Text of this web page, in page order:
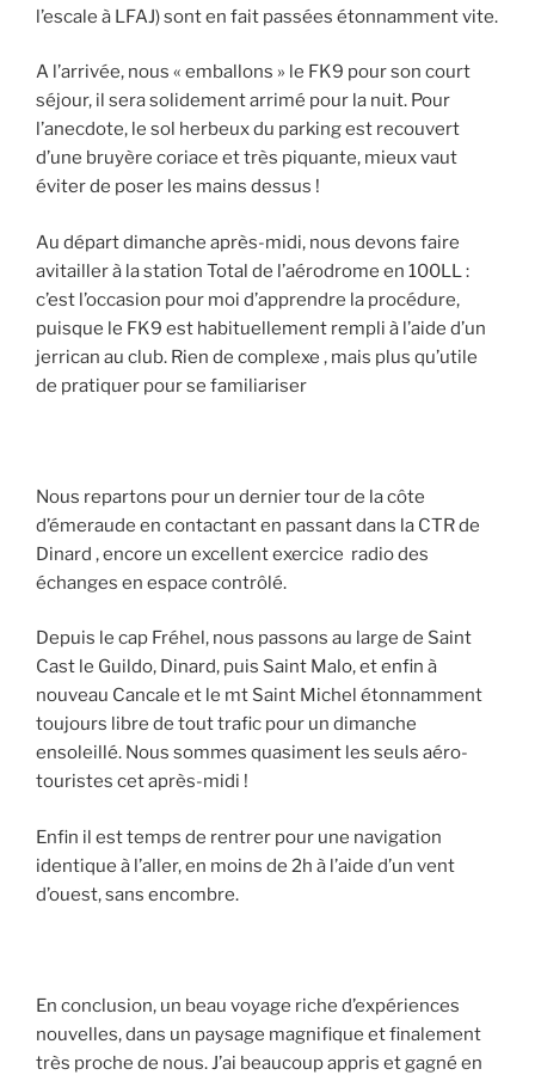
l’escale à LFAJ) sont en fait passées étonnamment vite.
A l’arrivée, nous « emballons » le FK9 pour son court
séjour, il sera solidement arrimé pour la nuit. Pour
l’anecdote, le sol herbeux du parking est recouvert
d’une bruyère coriace et très piquante, mieux vaut
éviter de poser les mains dessus !
Au départ dimanche après-midi, nous devons faire
avitailler à la station Total de l’aérodrome en 100LL :
c’est l’occasion pour moi d’apprendre la procédure,
puisque le FK9 est habituellement rempli à l’aide d’un
jerrican au club. Rien de complexe , mais plus qu’utile
de pratiquer pour se familiariser
Nous repartons pour un dernier tour de la côte
d’émeraude en contactant en passant dans la CTR de
Dinard , encore un excellent exercice radio des
échanges en espace contrôlé.
Depuis le cap Fréhel, nous passons au large de Saint
Cast le Guildo, Dinard, puis Saint Malo, et enfin à
nouveau Cancale et le mt Saint Michel étonnamment
toujours libre de tout trafic pour un dimanche
ensoleillé. Nous sommes quasiment les seuls aéro-
touristes cet après-midi !
Enfin il est temps de rentrer pour une navigation
identique à l’aller, en moins de 2h à l’aide d’un vent
d’ouest, sans encombre.
En conclusion, un beau voyage riche d’expériences
nouvelles, dans un paysage magnifique et finalement
très proche de nous. J’ai beaucoup appris et gagné en